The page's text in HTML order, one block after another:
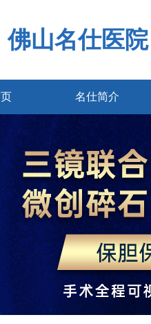
佛山名仕医院
名仕简介